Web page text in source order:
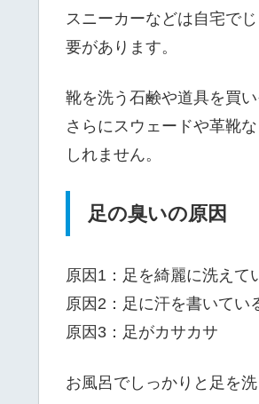
スニーカーなどは自宅で
要があります。
靴を洗う石鹸や道具を買
さらにスウェードや革靴
しれません。
足の臭いの原因
原因1：足を綺麗に洗えて
原因2：足に汗を書いてい
原因3：足がカサカサ
お風呂でしっかりと足を